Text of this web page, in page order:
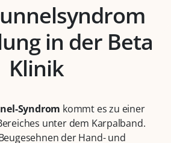
in der Beta
Klinik
Syndrom kommt es zu einer
unter dem Karpalband.
der Hand- und